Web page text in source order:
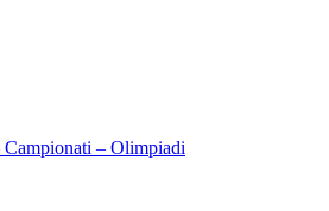
Campionati – Olimpiadi